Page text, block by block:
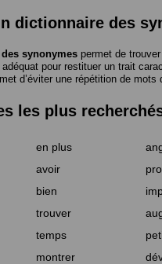
dictionnaire des
synonymes permet de
pour restituer un trait
d’éviter une répétition de
les plus
en plus
avoir
bien
trouver
temps
montrer